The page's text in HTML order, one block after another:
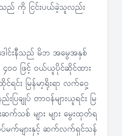
ည် ကို ငြင်းပယ်ခဲ့သူလည်း
ါင်းနီသည် မိဘ အမွေအနှစ်
၀ဝ ဖြင့် ဝယ်ယူပိုင်ဆိုင်ထား
ရင်း မြန်မာ့ရိုးရာ လက်ဝှေ့
ပြချုပ် တာဝန်များယူရင်း မြ
ဆက်သစ် များ များ မွေးထုတ်ရ
က်များနှင့် ဆက်လက်ရှင်သန်